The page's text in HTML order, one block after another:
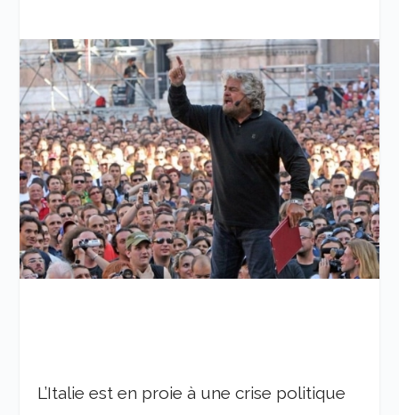
L’Italie est en proie à une crise politique